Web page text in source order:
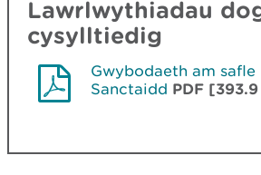
Lawrlwythiadau
cysylltiedig
Gwybodaeth am safle
Sanctaidd PDF